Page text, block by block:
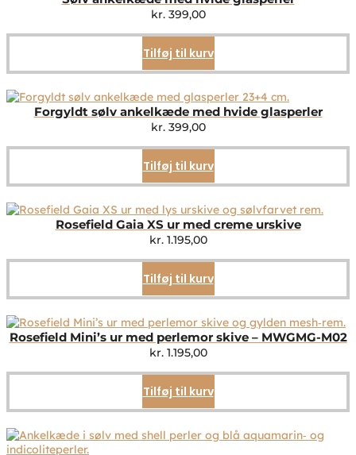
kr.399,00
Tilføj til kurv
Forgyldt sølv ankelkæde med hvide glasperler
kr.399,00
Tilføj til kurv
Rosefield Gaia XS ur med creme urskive
kr.1.195,00
Tilføj til kurv
Rosefield Mini’s ur med perlemor skive – MWGMG-M02
kr.1.195,00
Tilføj til kurv